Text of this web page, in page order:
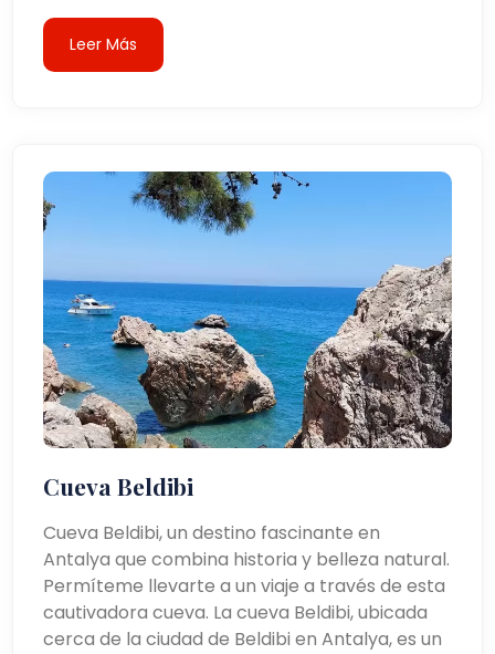
Leer Más
Cueva Beldibi
Cueva Beldibi, un destino fascinante en
Antalya que combina historia y belleza natural.
Permíteme llevarte a un viaje a través de esta
cautivadora cueva. La cueva Beldibi, ubicada
cerca de la ciudad de Beldibi en Antalya, es un